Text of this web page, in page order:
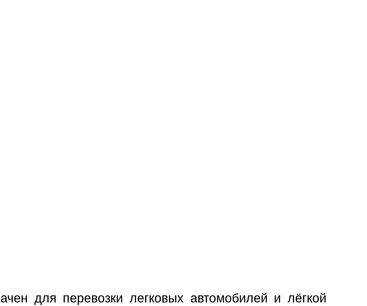
для перевозки легковых автомобилей и лёгкой